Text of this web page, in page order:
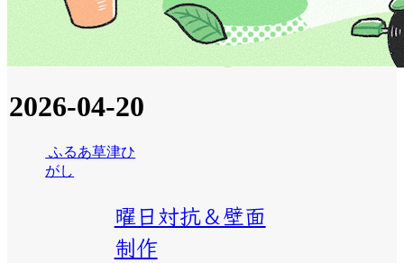
2026-04-20
ふるあ草津ひ
がし
曜日対抗＆壁面
制作